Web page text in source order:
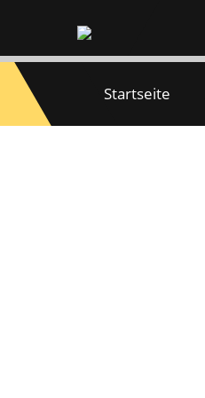
Startseite